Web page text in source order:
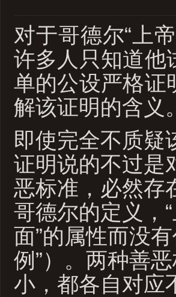
对于哥德尔“上
许多人只知道他
单的公设严格证
解该证明的含义。
即使完全不质疑
证明说的不过是
恶标准，必然存
哥德尔的定义，
面”的属性而没
例”）。两种善
小，都各自对应